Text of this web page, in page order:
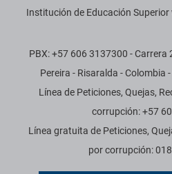
Institución de Educación
PBX: +57 606 3137300 -
Pereira - Risaralda - Colombia
Línea de Peticiones, Quejas,
corrupción: +57
Línea gratuita de Peticiones,
por corrupción: